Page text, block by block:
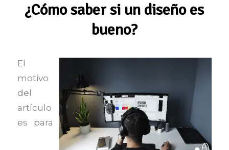
¿Cómo saber si un diseño es
bueno?
El
motivo
del
artículo
es para